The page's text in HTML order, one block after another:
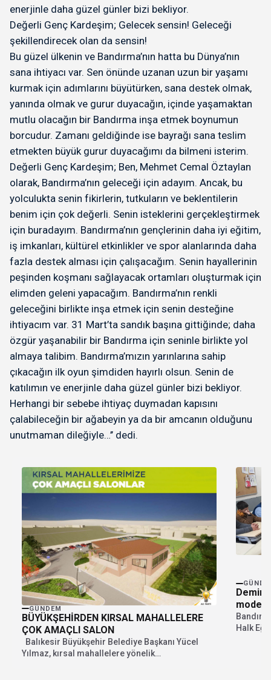
enerjinle daha güzel günler bizi bekliyor.
Değerli Genç Kardeşim; Gelecek sensin! Geleceği
şekillendirecek olan da sensin!
Bu güzel ülkenin ve Bandırma’nın hatta bu Dünya’nın
sana ihtiyacı var. Sen önünde uzanan uzun bir yaşamı
kurmak için adımlarını büyütürken, sana destek olmak,
yanında olmak ve gurur duyacağın, içinde yaşamaktan
mutlu olacağın bir Bandırma inşa etmek boynumun
borcudur. Zamanı geldiğinde ise bayrağı sana teslim
etmekten büyük gurur duyacağımı da bilmeni isterim.
Değerli Genç Kardeşim; Ben, Mehmet Cemal Öztaylan
olarak, Bandırma’nın geleceği için adayım. Ancak, bu
yolculukta senin fikirlerin, tutkuların ve beklentilerin
benim için çok değerli. Senin isteklerini gerçekleştirmek
için buradayım. Bandırma’nın gençlerinin daha iyi eğitim,
iş imkanları, kültürel etkinlikler ve spor alanlarında daha
fazla destek alması için çalışacağım. Senin hayallerinin
peşinden koşmanı sağlayacak ortamları oluşturmak için
elimden geleni yapacağım. Bandırma’nın renkli
geleceğini birlikte inşa etmek için senin desteğine
ihtiyacım var. 31 Mart’ta sandık başına gittiğinde; daha
özgür yaşanabilir bir Bandırma için seninle birlikte yol
almaya talibim. Bandırma’mızın yarınlarına sahip
çıkacağın ilk oyun şimdiden hayırlı olsun. Senin de
katılımın ve enerjinle daha güzel günler bizi bekliyor.
Herhangi bir sebebe ihtiyaç duymadan kapısını
çalabileceğin bir ağabeyin ya da bir amcanın olduğunu
unutmaman dileğiyle…’’ dedi.
GÜNDEM
BÜYÜKŞEHİRDEN KIRSAL MAHALLELERE
ÇOK AMAÇLI SALON
Balıkesir Büyükşehir Belediye Başkanı Yücel
Yılmaz, kırsal mahallelere yönelik
Halk